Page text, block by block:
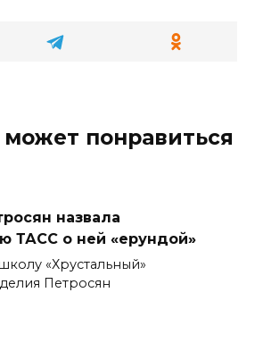
понравиться
назвала
ТАСС о ней «ерундой»
«Хрустальный»
Петросян